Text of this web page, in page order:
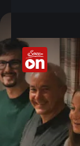
Nur